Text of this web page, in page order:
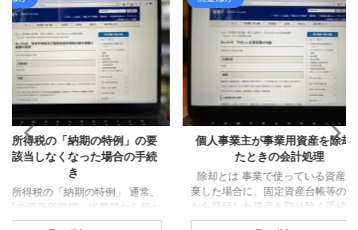
例」の要
合の手続
」 通常、
員から預か
翌月10日ま
個人事業主が事業用資産を除却し
たときの会計処理
除却とは 事業で使っている資産を廃
棄した場合に、固定資産台帳等の帳簿
から登録した資産を取り除く手続きが
必要となります。 これを「除却」と
夏ツーリ
最近ではめ
スでソロツ
前回、夏ツ
はあるはず